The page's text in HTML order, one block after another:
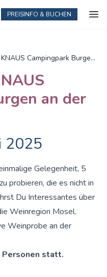
PREISINFO & BUCHEN
Campingpark Burgen
an der
2025
Gelegenheit, 5
probieren, die es nicht in
Du Interessantes über
Weinregion Mosel.
Weinprobe an der
statt.